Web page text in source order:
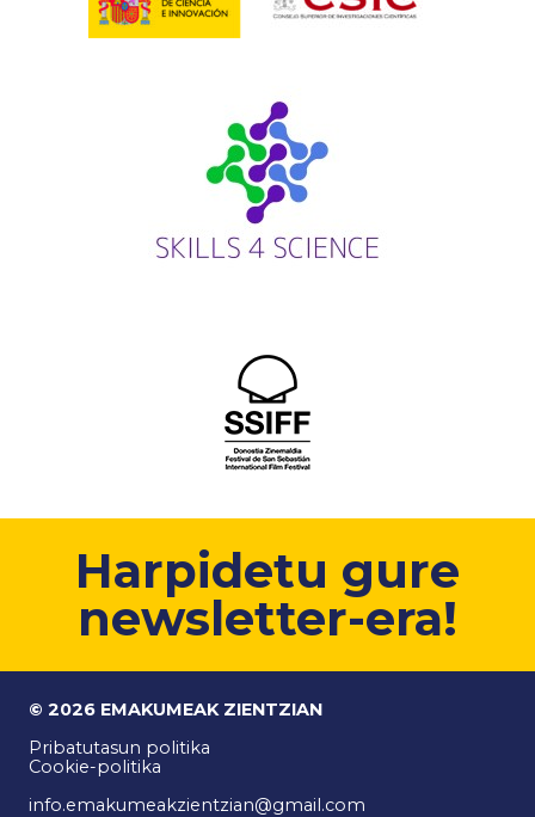
Harpidetu gure
newsletter-era!
© 2026 EMAKUMEAK ZIENTZIAN
Pribatutasun politika
Cookie-politika
info.emakumeakzientzian@gmail.com